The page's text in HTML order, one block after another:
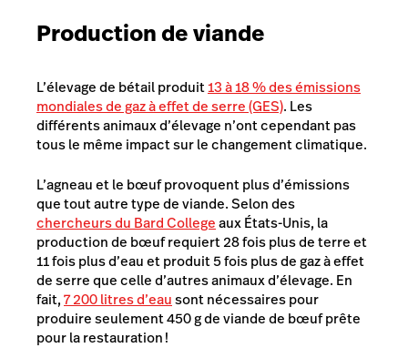
Production de viande
L’élevage de bétail produit13 à 18 % des émissions
mondiales de gaz à effet de serre (GES). Les
différents animaux d’élevage n’ont cependant pas
tous le même impact sur le changement climatique.
L’agneau et le bœuf provoquent plus d’émissions
que tout autre type de viande. Selon des
chercheurs du Bard Collegeaux États-Unis, la
production de bœuf requiert 28 fois plus de terre et
11 fois plus d’eau et produit 5 fois plus de gaz à effet
de serre que celle d’autres animaux d’élevage. En
fait,7 200 litres d’eausont nécessaires pour
produire seulement 450 g de viande de bœuf prête
pour la restauration !